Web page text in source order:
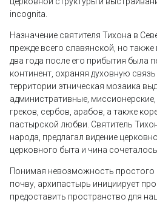
incognita.
Назначение святителя Тихона в
прежде всего славянской, но
два года после его прибытия была
континент, охраняя духовную
территории этническая мозаика
административные,
греков, сербов, арабов, а также
пастырской любви. Святитель
народа, предлагал видение
церковного быта и чина
Понимая невозможность
почву, архипастырь инициирует
предоставить пространство для